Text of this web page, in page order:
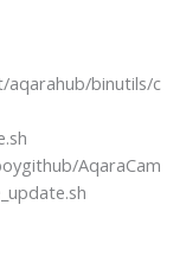
aqarahub/binutils/c
AqaraCam